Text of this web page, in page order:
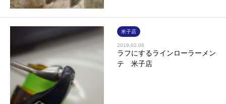
米子店
2019.02.06
ラフにするラインローラーメン
テ 米子店